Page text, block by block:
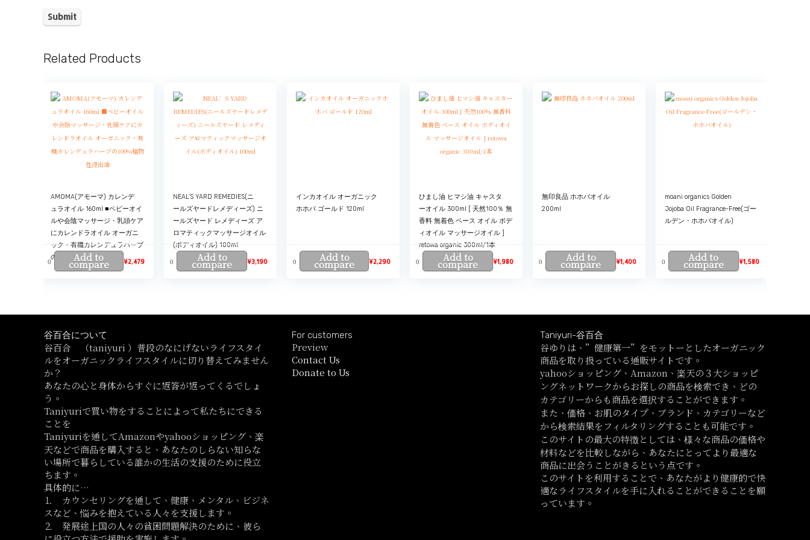
Related Products
AMOMA(アモーマ) カレンデ
ュラオイル 160ml ■ベビーオイ
ルや会陰マッサージ・乳頭ケア
にカレンドラオイル オーガニ
ック・有機カレンデュラハーブ
の100%植物性浸出油
0 Add to
compare ¥2,479
NEAL’S YARD REMEDIES(ニ
ールズヤードレメディーズ) ニ
ールズヤード レメディーズ ア
ロマティックマッサージオイル
(ボディオイル) 100ml
0 Add to
compare ¥3,190
インカオイル オーガニック
ホホバ ゴールド 120ml
0 Add to
compare ¥2,290
ひまし油 ヒマシ油 キャスタ
ーオイル 300ml [ 天然100％ 無
香料 無着色 ベース オイル ボデ
ィオイル マッサージオイル ]
retowa organic 300ml/1本
0 Add to
compare ¥1,980
無印良品 ホホバオイル
200ml
0 Add to
compare ¥1,400
moani organics Golden
Jojoba Oil Fragrance-Free(ゴー
ルデン・ホホバオイル)
0 Add to
compare ¥1,580
谷百合について
谷百合 （taniyuri ）普段のなにげないライフスタイ
ルをオーガニックライフスタイルに切り替えてみません
か？
あなたの心と身体からすぐに返答が返ってくるでしょ
う。
Taniyuriで買い物をすることによって私たちにできる
ことを
Taniyuriを通してAmazonやyahooショッピング、楽
天などで商品を購入すると、あなたのしらない知らな
い場所で暮らしている誰かの生活の支援のために役立
ちます。
具体的に…
⒈ カウンセリングを通して、健康、メンタル、ビジネ
スなど、悩みを抱えている人々を支援します。
⒉ 発展途上国の人々の貧困問題解決のために、彼ら
For customers
Preview
Contact Us
Donate to Us
Taniyuri-谷百合
谷ゆりは、”健康第一”をモットーとしたオーガニック
商品を取り扱っている通販サイトです。
yahooショッピング、Amazon、楽天の３大ショッピ
ングネットワークからお探しの商品を検索でき、どの
カテゴリーからも商品を選択することができます。
また、価格、お肌のタイプ、ブランド、カテゴリーなど
から検索結果をフィルタリングすることも可能です。
このサイトの最大の特徴としては、様々な商品の価格や
材料などを比較しながら、あなたにとってより最適な
商品に出会うことがきるという点です。
このサイトを利用することで、あなたがより健康的で快
適なライフスタイルを手に入れることができることを願
っています。